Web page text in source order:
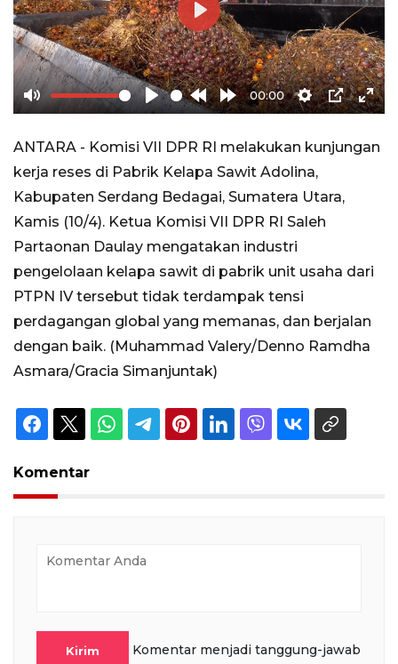
Mute Play
Rewind
10s
Forward
10s
00:00
Settings
PIP
Play
ANTARA - Komisi VII DPR RI melakukan kunjungan
kerja reses di Pabrik Kelapa Sawit Adolina,
Kabupaten Serdang Bedagai, Sumatera Utara,
Kamis (10/4). Ketua Komisi VII DPR RI Saleh
Partaonan Daulay mengatakan industri
pengelolaan kelapa sawit di pabrik unit usaha dari
PTPN IV tersebut tidak terdampak tensi
perdagangan global yang memanas, dan berjalan
dengan baik. (Muhammad Valery/Denno Ramdha
Asmara/Gracia Simanjuntak)
Komentar
Kirim
Komentar menjadi tanggung-jawab